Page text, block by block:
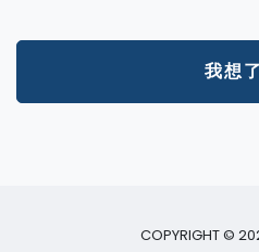
我想
COPYRIGHT ©